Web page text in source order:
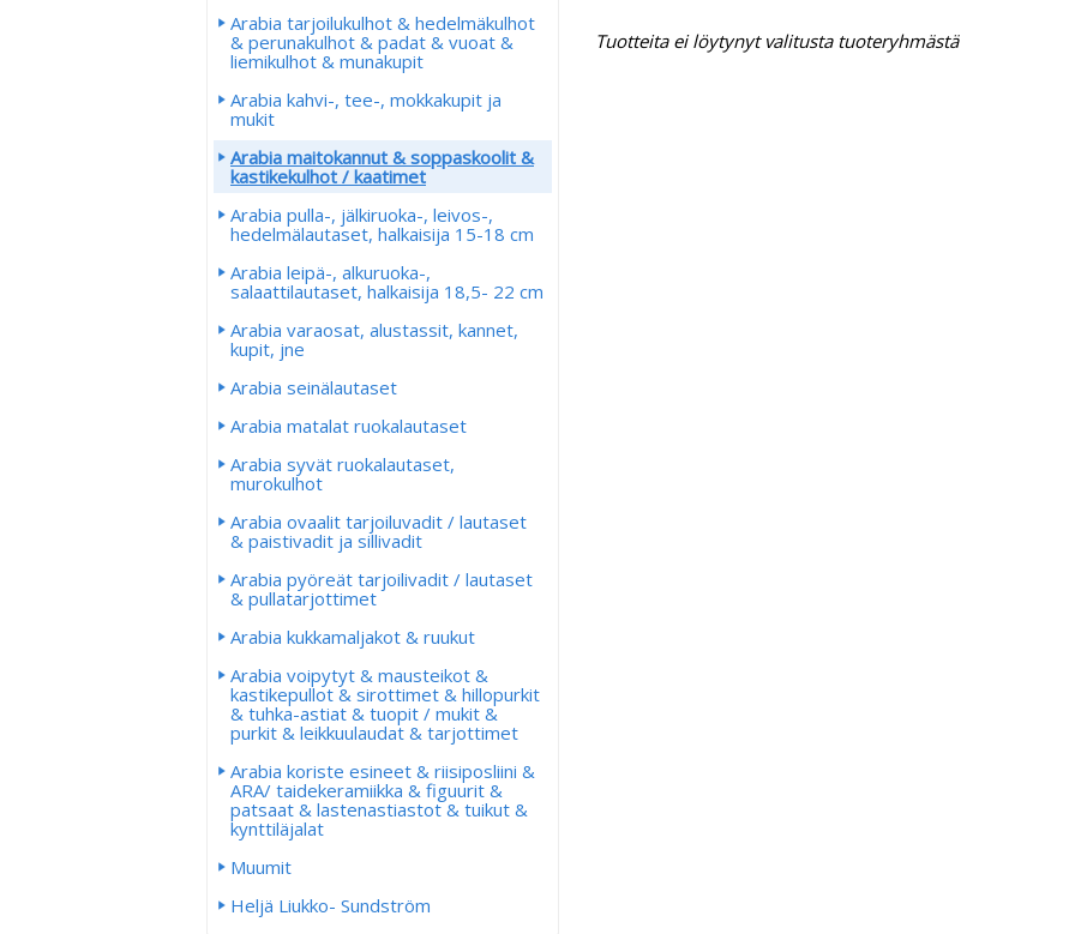
Tuotteita ei löytynyt valitusta tuoteryhmästä
Arabia tarjoilukulhot & hedelmäkulhot
& perunakulhot & padat & vuoat &
liemikulhot & munakupit
Arabia kahvi-, tee-, mokkakupit ja
mukit
Arabia maitokannut & soppaskoolit &
kastikekulhot / kaatimet
Arabia pulla-, jälkiruoka-, leivos-,
hedelmälautaset, halkaisija 15-18 cm
Arabia leipä-, alkuruoka-,
salaattilautaset, halkaisija 18,5- 22 cm
Arabia varaosat, alustassit, kannet,
kupit, jne
Arabia seinälautaset
Arabia matalat ruokalautaset
Arabia syvät ruokalautaset,
murokulhot
Arabia ovaalit tarjoiluvadit / lautaset
& paistivadit ja sillivadit
Arabia pyöreät tarjoilivadit / lautaset
& pullatarjottimet
Arabia kukkamaljakot & ruukut
Arabia voipytyt & mausteikot &
kastikepullot & sirottimet & hillopurkit
& tuhka-astiat & tuopit / mukit &
purkit & leikkuulaudat & tarjottimet
Arabia koriste esineet & riisiposliini &
ARA/ taidekeramiikka & figuurit &
patsaat & lastenastiastot & tuikut &
kynttiläjalat
Muumit
Heljä Liukko- Sundström